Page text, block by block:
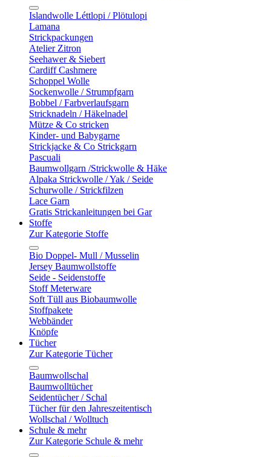
Islandwolle Léttlopi / Plötulopi
Lamana
Strickpackungen
Atelier Zitron
Seehawer & Siebert
Cardiff Cashmere
Schoppel Wolle
Sockenwolle / Strumpfgarn
Bobbel / Farbverlaufsgarn
Stricknadeln / Häkelnadel
Mütze & Co stricken
Kinder- und Babygarne
Strickjacke & Co Strickgarn
Pascuali
Baumwollgarn /Strickwolle & Häke
Alpaka Strickwolle / Yak / Seide
Schurwolle / Strickfilzen
Lace Garn
Gratis Strickanleitungen bei Gar
Stoffe
Zur Kategorie Stoffe
Bio Doppel- Mull / Musselin
Jersey Baumwollstoffe
Seide - Seidenstoffe
Stoff Meterware
Soft Tüll aus Biobaumwolle
Stoffpakete
Webbänder
Knöpfe
Tücher
Zur Kategorie Tücher
Baumwollschal
Baumwolltücher
Seidentücher / Schal
Tücher für den Jahreszeitentisch
Wollschal / Wolltuch
Schule & mehr
Zur Kategorie Schule & mehr